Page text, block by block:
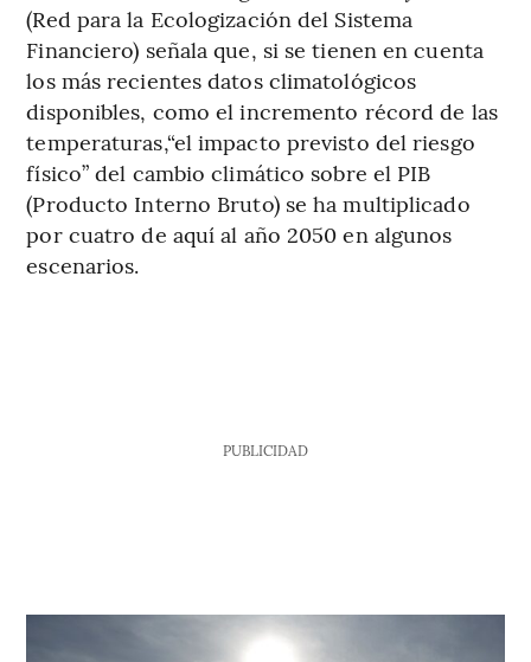
(Red para la Ecologización del Sistema
Financiero) señala que, si se tienen en cuenta
los más recientes datos climatológicos
disponibles, como el incremento récord de las
temperaturas,“el impacto previsto del riesgo
físico” del cambio climático sobre el PIB
(Producto Interno Bruto) se ha multiplicado
por cuatro de aquí al año 2050 en algunos
escenarios.
PUBLICIDAD